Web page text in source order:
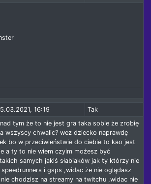
16:19
Tak
tym że to nie jest gra taka sobie że zrobię
wszyscy chwalic? wez dziecko naprawdę
bo w przeciwieństwie do ciebie to kao jest
a ty to nie wiem czyim możesz być
samych jakiś słabiaków jak ty którzy nie
i gsps ,widac że nie oglądasz
chodzisz na streamy na twitchu ,widac nie